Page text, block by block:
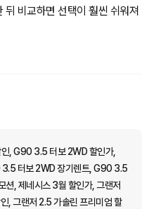
비교하면 선택이 훨씬 쉬워져
, G90 3.5 터보 2WD 할인가,
터보 2WD 장기렌트, G90 3.5
션, 제네시스 3월 할인가, 그랜저
, 그랜저 2.5 가솔린 프리미엄 할